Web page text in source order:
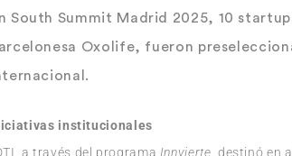
South Summit Madrid 2025, 10
Oxolife, fueron
institucionales
a través del programa Innvierte , destinó en